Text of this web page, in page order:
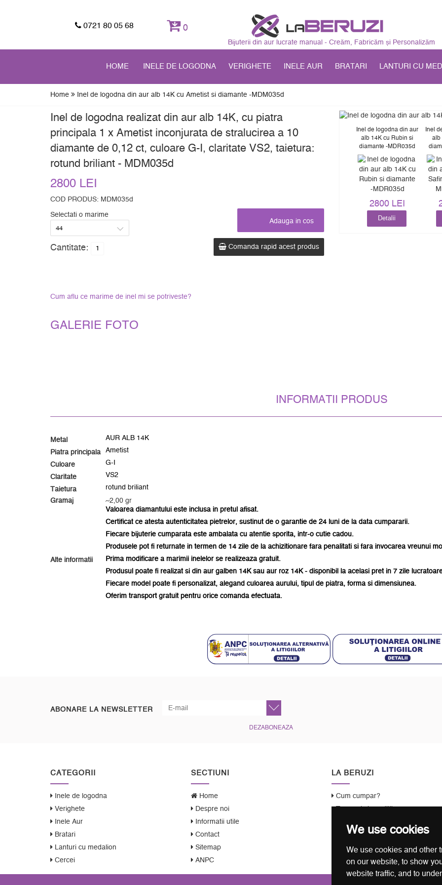
We use cookies
We use cookies and other
on our website, to show
website traffic, and to
0721 80 05 68 0
Bijuterii din aur lucrate manual - Creăm, Fabricăm și Personalizăm
HOME INELE DE LOGODNA VERIGHETE INELE AUR BRATARI LANTURI CU
Home Inel de logodna din aur alb 14K cu Ametist si diamante -MDM035d
Inel de logodna realizat din aur alb 14K, cu piatra
principala 1 x Ametist inconjurata de stralucirea a 10
diamante de 0,12 ct, culoare G-I, claritate VS2, taietura:
rotund briliant - MDM035d
2800 LEI
COD PRODUS: MDM035d
Comanda rapid acest produs
Selectati o marime
Cantitate:
Cum aflu ce marime de inel mi se potriveste?
GALERIE FOTO
Inel de logodna din aur
alb 14K cu Rubin si
diamante -MDR035d
2800 LEI
Detalii
Inel
alb
INFORMATII PRODUS
Metal AUR ALB 14K
Piatra principala Ametist
Culoare G-I
Claritate VS2
Taietura
rotund briliant
Gramaj
~2,00 gr
Alte informatii
Valoarea diamantului este inclusa in pretul afisat.
Certificat ce atesta autenticitatea pietrelor, sustinut de o garantie de 24 luni de la data cumpararii.
Fiecare bijuterie cumparata este ambalata cu atentie sporita, intr-o cutie cadou.
Produsele pot fi returnate in termen de 14 zile de la achizitionare fara penalitati si fara invocarea vreunui
Prima modificare a marimii inelelor se realizeaza gratuit.
Produsul poate fi realizat si din aur galben 14K sau aur roz 14K - disponibil la acelasi pret in 7 zile
Fiecare model poate fi personalizat, alegand culoarea aurului, tipul de piatra, forma si dimensiunea.
Oferim transport gratuit pentru orice comanda efectuata.
ABONARE LA NEWSLETTER
DEZABONEAZA
CATEGORII
Inele de logodna
Verighete
Inele Aur
Bratari
Lanturi cu medalion
Cercei
SECTIUNI
Home
Despre noi
Informatii utile
Contact
Sitemap
ANPC
LA BERUZI
Cum cumpar?
Politica de Confidentialitate
Politica de Cookie
ANSPDCP